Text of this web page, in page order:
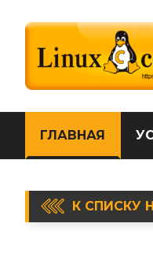
ГЛАВНАЯ
К СПИСКУ